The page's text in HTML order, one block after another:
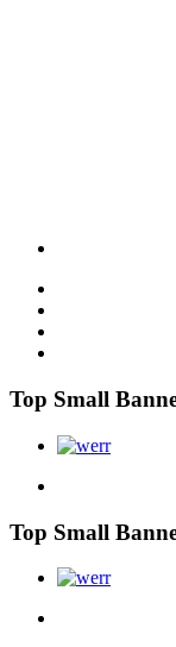
Top Small
Top Small